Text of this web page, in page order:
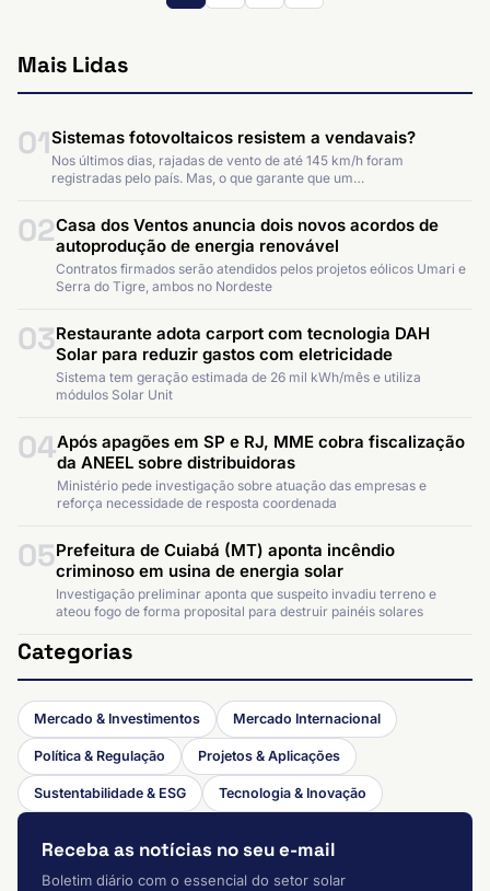
Mais Lidas
01Sistemas fotovoltaicos resistem a vendavais?
Nos últimos dias, rajadas de vento de até 145 km/h foram
registradas pelo país. Mas, o que garante que um…
02Casa dos Ventos anuncia dois novos acordos de
autoprodução de energia renovável
Contratos firmados serão atendidos pelos projetos eólicos Umari e
Serra do Tigre, ambos no Nordeste
03Restaurante adota carport com tecnologia DAH
Solar para reduzir gastos com eletricidade
Sistema tem geração estimada de 26 mil kWh/mês e utiliza
módulos Solar Unit
04Após apagões em SP e RJ, MME cobra fiscalização
da ANEEL sobre distribuidoras
Ministério pede investigação sobre atuação das empresas e
reforça necessidade de resposta coordenada
05Prefeitura de Cuiabá (MT) aponta incêndio
criminoso em usina de energia solar
Investigação preliminar aponta que suspeito invadiu terreno e
ateou fogo de forma proposital para destruir painéis solares
Categorias
Mercado & Investimentos Mercado Internacional
Política & Regulação Projetos & Aplicações
Sustentabilidade & ESG Tecnologia & Inovação
Receba as notícias no seu e-mail
Boletim diário com o essencial do setor solar